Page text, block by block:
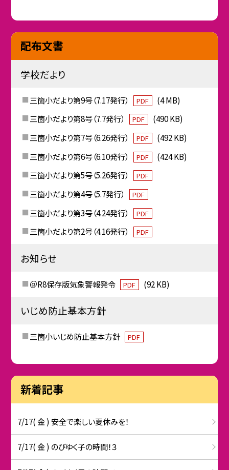
配布文書
学校だより
三箇小だより第9号（7.17発行） PDF
(4 MB)
三箇小だより第8号（7.7発行）
PDF
(490 KB)
三箇小だより第7号（6.26発行）
PDF
(492 KB)
三箇小だより第6号（6.10発行）
PDF
(424 KB)
三箇小だより第5号（5.26発行）
PDF
三箇小だより第4号（5.7発行） PDF
三箇小だより第3号（4.24発行） PDF
三箇小だより第2号（4.16発行） PDF
お知らせ
＠R8保存版気象警報発令 PDF (92 KB)
いじめ防止基本方針
三箇小いじめ防止基本方針 PDF
新着記事
7/17( 金 ) 安全で楽しい夏休みを！
7/17( 金 ) のびゆく子の時間！３